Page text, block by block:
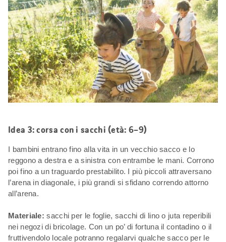
Idea 3: corsa con i sacchi (età: 6–9)
I bambini entrano fino alla vita in un vecchio sacco e lo
reggono a destra e a sinistra con entrambe le mani. Corrono
poi fino a un traguardo prestabilito. I più piccoli attraversano
l’arena in diagonale, i più grandi si sfidano correndo attorno
all’arena.
Materiale: sacchi per le foglie, sacchi di lino o juta reperibili
nei negozi di bricolage. Con un po’ di fortuna il contadino o il
fruttivendolo locale potranno regalarvi qualche sacco per le